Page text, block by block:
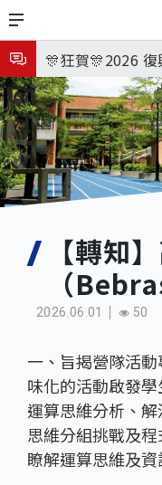
移
至
主
內
容
🎉🎉🎉狂賀! 12
連續兩年錄取世
🎊狂賀🎊2026
次雙星閃耀✨
115年校本部大
取標準、62%達
🎊
7月27日 中學暑
8月3日 分科成績
🎉🎉🎉狂賀! 12
連續兩年錄取世
【轉知
（
2026.06.01 50
一、旨揭營隊活
味化的活動啟發
運算思維分析、
思維分組挑戰及
瞭解運算思維及